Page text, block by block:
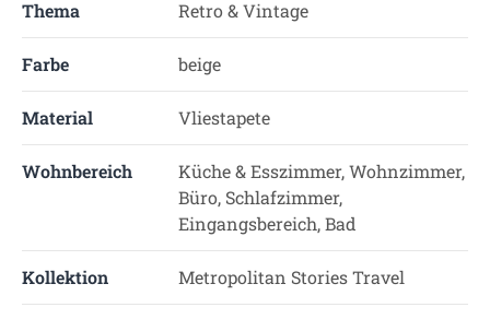
Thema Retro & Vintage
Farbe beige
Material Vliestapete
Wohnbereich
Küche & Esszimmer, Wohnzimmer,
Büro, Schlafzimmer,
Eingangsbereich, Bad
Kollektion Metropolitan Stories Travel